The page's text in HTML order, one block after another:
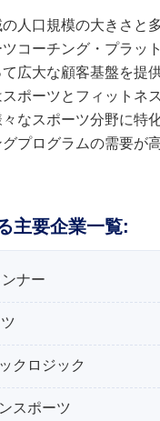
人口規模の大きさと
コーチング・プラッ
広大な顧客基盤を提
ポーツとフィットネ
なスポーツ分野に特
プログラムの需要が
主要企業一覧:
ナー
クロジック
スポーツ